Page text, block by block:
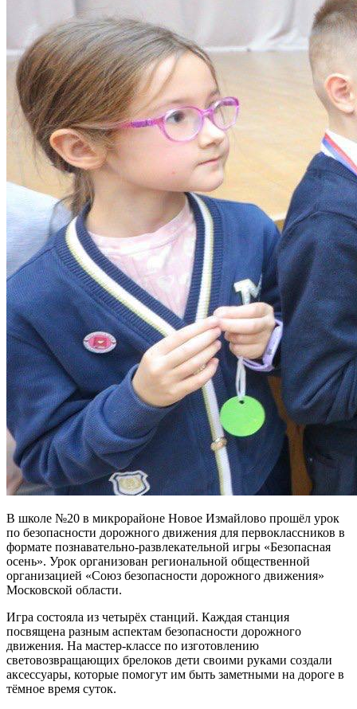
В школе №20 в микрорайоне Новое Измайлово прошёл урок
по безопасности дорожного движения для первоклассников в
формате познавательно-развлекательной игры «Безопасная
осень». Урок организован региональной общественной
организацией «Союз безопасности дорожного движения»
Московской области.
Игра состояла из четырёх станций. Каждая станция
посвящена разным аспектам безопасности дорожного
движения. На мастер-классе по изготовлению
световозвращающих брелоков дети своими руками создали
аксессуары, которые помогут им быть заметными на дороге в
тёмное время суток.